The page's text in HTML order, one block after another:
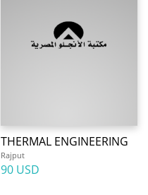
THERMAL ENGINEERING
Rajput
90 USD